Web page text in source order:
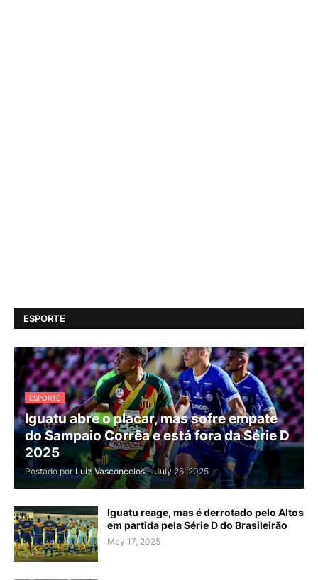
ESPORTE
ESPORTE
Iguatu abre o placar, mas sofre empate
do Sampaio Corrêa e está fora da Série D
2025
Postado por Luiz Vasconcelos - July 26, 2025
Iguatu reage, mas é derrotado pelo Altos
em partida pela Série D do Brasileirão
May 17, 2025